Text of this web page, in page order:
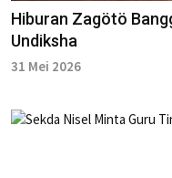
Hiburan Zagötö
Undiksha
31 Mei 2026